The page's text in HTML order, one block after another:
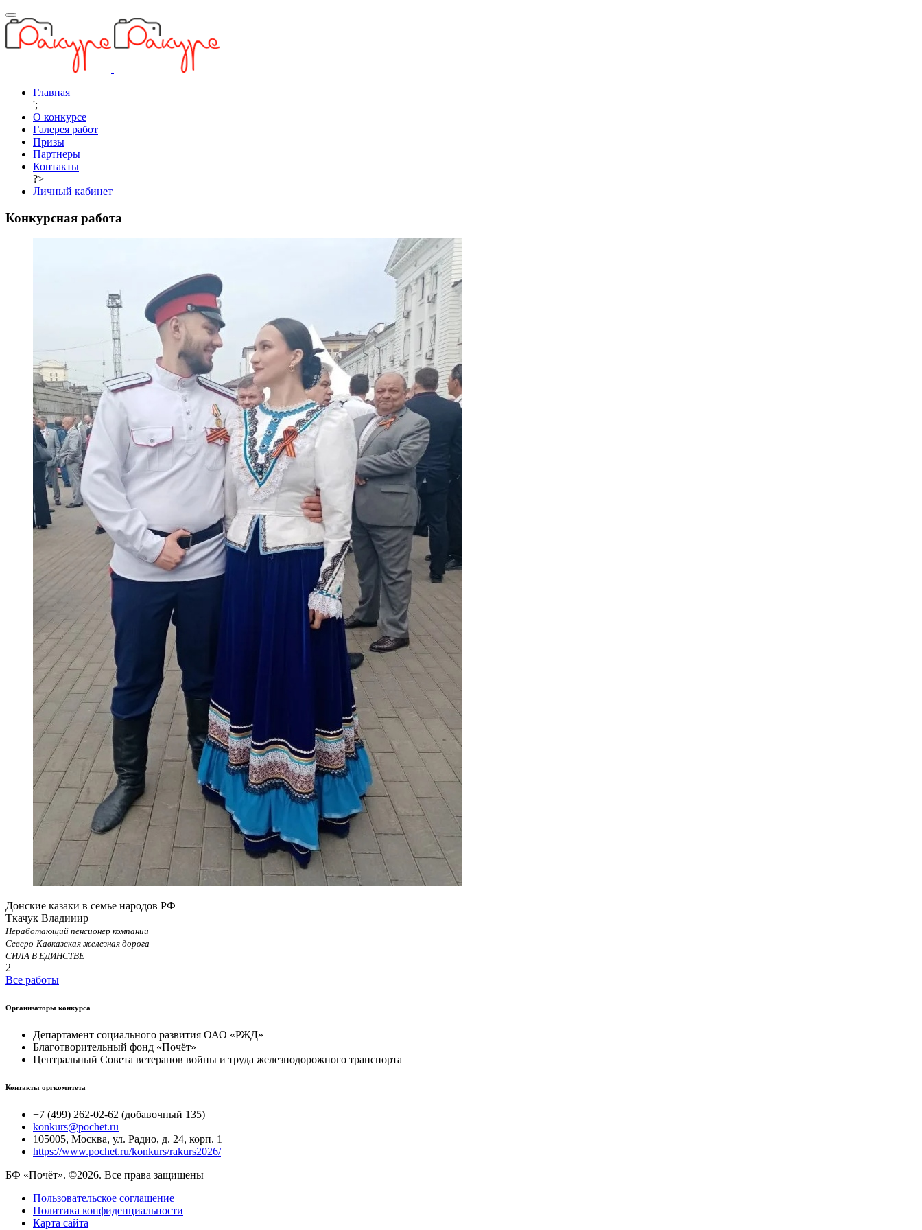
Главная
';
О конкурсе
Галерея работ
Призы
Партнеры
Контакты
?>
Личный кабинет
Конкурсная работа
Донские казаки в семье народов РФ
Ткачук Владииир
Неработающий пенсионер компании
Северо-Кавказская железная дорога
СИЛА В ЕДИНСТВЕ
2
Все работы
Организаторы конкурса
Департамент социального развития ОАО «РЖД»
Благотворительный фонд «Почёт»
Центральный Совета ветеранов войны и труда железнодорожного транспорта
Контакты оргкомитета
+7 (499) 262-02-62 (добавочный 135)
konkurs@pochet.ru
105005, Москва, ул. Радио, д. 24, корп. 1
https://www.pochet.ru/konkurs/rakurs2026/
БФ «Почёт». ©2026. Все права защищены
Пользовательское соглашение
Политика конфиденциальности
Карта сайта